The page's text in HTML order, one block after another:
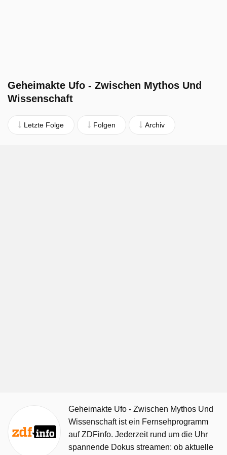
Geheimakte Ufo - Zwischen Mythos Und
Wissenschaft
Letzte Folge Folgen Archiv
Geheimakte Ufo - Zwischen Mythos Und
Wissenschaft ist ein Fernsehprogramm
auf ZDFinfo. Jederzeit rund um die Uhr
spannende Dokus streamen: ob aktuelle